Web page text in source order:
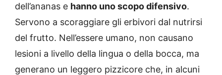
dell’ananas e hanno uno scopo difensivo.
Servono a scoraggiare gli erbivori dal nutrirsi
del frutto. Nell’essere umano, non causano
lesioni a livello della lingua o della bocca, ma
generano un leggero pizzicore che, in alcuni